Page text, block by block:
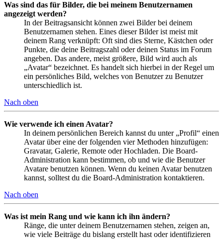
Was sind das für Bilder, die bei meinem Benutzernamen
angezeigt werden?
In der Beitragsansicht können zwei Bilder bei deinem
Benutzernamen stehen. Eines dieser Bilder ist meist mit
deinem Rang verknüpft: Oft sind dies Sterne, Kästchen oder
Punkte, die deine Beitragszahl oder deinen Status im Forum
angeben. Das andere, meist größere, Bild wird auch als
„Avatar“ bezeichnet. Es handelt sich hierbei in der Regel um
ein persönliches Bild, welches von Benutzer zu Benutzer
unterschiedlich ist.
Nach oben
Wie verwende ich einen Avatar?
In deinem persönlichen Bereich kannst du unter „Profil“ einen
Avatar über eine der folgenden vier Methoden hinzufügen:
Gravatar, Galerie, Remote oder Hochladen. Die Board-
Administration kann bestimmen, ob und wie die Benutzer
Avatare benutzen können. Wenn du keinen Avatar benutzen
kannst, solltest du die Board-Administration kontaktieren.
Nach oben
Was ist mein Rang und wie kann ich ihn ändern?
Ränge, die unter deinem Benutzernamen stehen, zeigen an,
wie viele Beiträge du bislang erstellt hast oder identifizieren